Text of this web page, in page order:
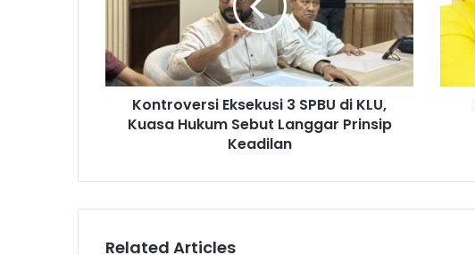
Kontroversi Eksekusi 3 SPBU di KLU,
Kuasa Hukum Sebut Langgar Prinsip
Keadilan
Related Articles